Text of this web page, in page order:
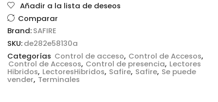
Añadir a la lista de deseos
Comparar
Brand:SAFIRE
SKU:de282e58130a
Categorías Control de acceso, Control de Accesos,
Control de Accesos, Control de presencia, Lectores
Hibridos, LectoresHibridos, Safire, Safire, Se puede
vender, Terminales